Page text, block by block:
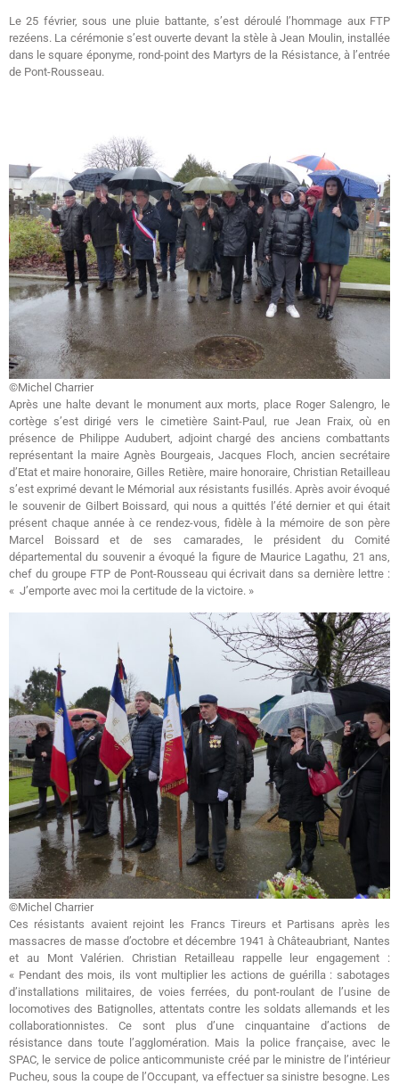
Le 25 février, sous une pluie battante, s’est déroulé l’hommage aux FTP
rezéens. La cérémonie s’est ouverte devant la stèle à Jean Moulin, installée
dans le square éponyme, rond-point des Martyrs de la Résistance, à l’entrée
de Pont-Rousseau.
©Michel Charrier
Après une halte devant le monument aux morts, place Roger Salengro, le
cortège s’est dirigé vers le cimetière Saint-Paul, rue Jean Fraix, où en
présence de Philippe Audubert, adjoint chargé des anciens combattants
représentant la maire Agnès Bourgeais, Jacques Floch, ancien secrétaire
d’Etat et maire honoraire, Gilles Retière, maire honoraire, Christian Retailleau
s’est exprimé devant le Mémorial aux résistants fusillés. Après avoir évoqué
le souvenir de Gilbert Boissard, qui nous a quittés l’été dernier et qui était
présent chaque année à ce rendez-vous, fidèle à la mémoire de son père
Marcel Boissard et de ses camarades, le président du Comité
départemental du souvenir a évoqué la figure de Maurice Lagathu, 21 ans,
chef du groupe FTP de Pont-Rousseau qui écrivait dans sa dernière lettre :
« J’emporte avec moi la certitude de la victoire. »
©Michel Charrier
Ces résistants avaient rejoint les Francs Tireurs et Partisans après les
massacres de masse d’octobre et décembre 1941 à Châteaubriant, Nantes
et au Mont Valérien. Christian Retailleau rappelle leur engagement :
« Pendant des mois, ils vont multiplier les actions de guérilla : sabotages
d’installations militaires, de voies ferrées, du pont-roulant de l’usine de
locomotives des Batignolles, attentats contre les soldats allemands et les
collaborationnistes. Ce sont plus d’une cinquantaine d’actions de
résistance dans toute l’agglomération. Mais la police française, avec le
SPAC, le service de police anticommuniste créé par le ministre de l’intérieur
Pucheu, sous la coupe de l’Occupant, va effectuer sa sinistre besogne. Les